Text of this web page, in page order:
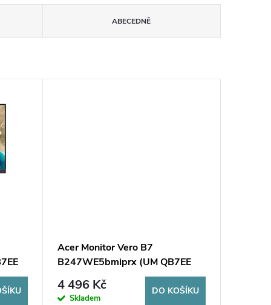
ABECEDNĚ
Acer Monitor Vero B7
B247WE5bmiprx (UM QB7EE
502) AcerQB7EE Acer QB7EE
4 496 Kč
Skladem
DO KOŠÍKU